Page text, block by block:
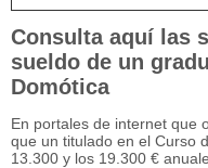
Consulta aquí las
sueldo de un
Domótica
En portales de internet que
que un titulado en el Curso
13.300 y los 19.300 €